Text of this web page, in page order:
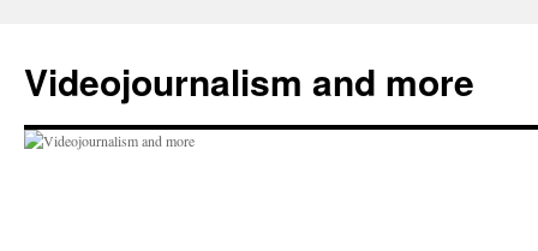
springen
Videojournalism and more